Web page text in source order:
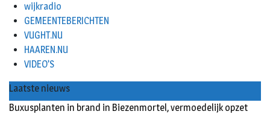
wijkradio
GEMEENTEBERICHTEN
VUGHT.NU
HAAREN.NU
VIDEO’S
Laatste nieuws
Buxusplanten in brand in Biezenmortel, vermoedelijk opzet